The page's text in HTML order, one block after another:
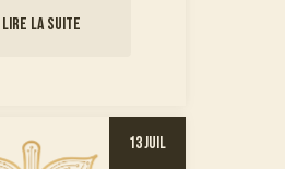
Lire la suite
13 Juil